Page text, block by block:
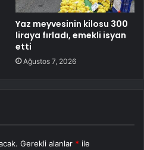
Yaz meyvesinin kilosu 300
liraya fırladı, emekli isyan
etti
Ağustos 7, 2026
Gerekli alanlar * ile